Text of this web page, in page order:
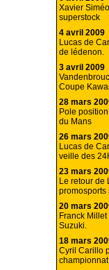
Xavier
superstock
4 avril 2009
Lucas de
de lédenon.
3 avril 2009
Coupe
28 mars
Pole
du Mans
26 mars
Lucas de
veille des
23 mars
Le retour de
promosports
20 mars
Franck
Suzuki.
18 mars
Cyril Carillo